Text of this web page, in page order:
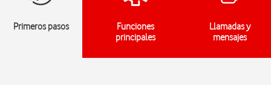
Primeros pasos
Funciones
principales
Llamadas y
mensajes